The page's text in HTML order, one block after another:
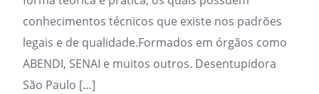
conhecimentos técnicos que existe nos padrões
legais e de qualidade.Formados em órgãos como
ABENDI, SENAI e muitos outros. Desentupidora
São Paulo […]